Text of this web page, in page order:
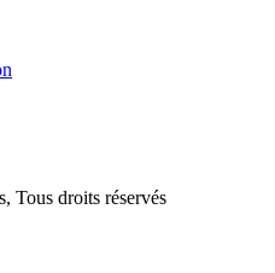
Tous droits réservés